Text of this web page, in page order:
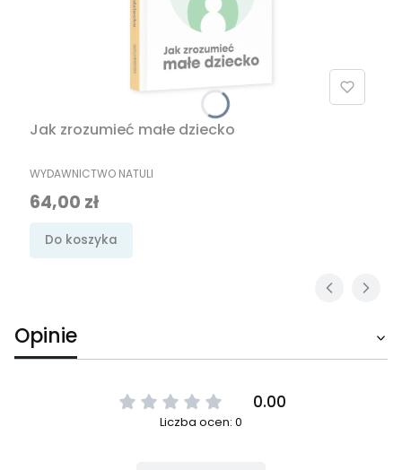
Jak zrozumieć małe dziecko
PRODUCENT
WYDAWNICTWO NATULI
Cena
64,00 zł
Do koszyka
Opinie
0.00
Liczba ocen: 0